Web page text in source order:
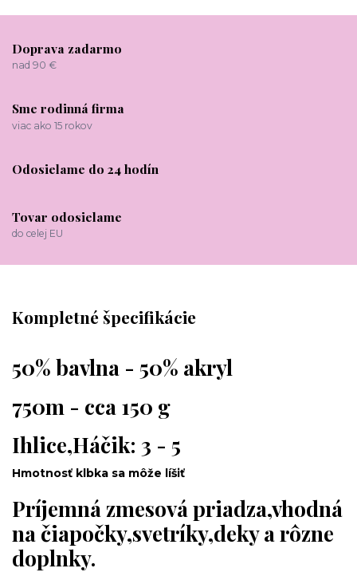
Doprava zadarmo
nad 90 €
Sme rodinná firma
viac ako 15 rokov
Odosielame do 24 hodín
Tovar odosielame
do celej EU
Kompletné špecifikácie
50% bavlna - 50% akryl
750m - cca 150 g
Ihlice,Háčik: 3 - 5
Hmotnosť klbka sa môže líšiť
Príjemná zmesová priadza,vhodná
na čiapočky,svetríky,deky a rôzne
doplnky.